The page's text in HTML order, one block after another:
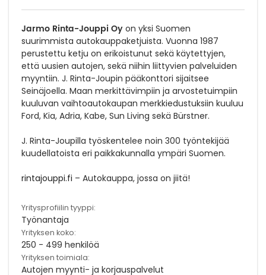
Jarmo Rinta-Jouppi Oy on yksi Suomen
suurimmista autokauppaketjuista. Vuonna 1987
perustettu ketju on erikoistunut sekä käytettyjen,
että uusien autojen, sekä niihin liittyvien palveluiden
myyntiin. J. Rinta-Joupin pääkonttori sijaitsee
Seinäjoella. Maan merkittävimpiin ja arvostetuimpiin
kuuluvan vaihtoautokaupan merkkiedustuksiin kuuluu
Ford, Kia, Adria, Kabe, Sun Living sekä Bürstner.
J. Rinta-Joupilla työskentelee noin 300 työntekijää
kuudellatoista eri paikkakunnalla ympäri Suomen.
rintajouppi.fi – Autokauppa, jossa on jiitä!
Yritysprofiilin tyyppi:
Työnantaja
Yrityksen koko:
250 - 499 henkilöä
Yrityksen toimiala:
Autojen myynti- ja korjauspalvelut